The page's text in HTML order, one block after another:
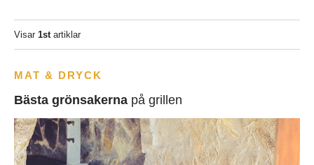
Visar 1startiklar
MAT & DRYCK
Bästa grönsakerna på grillen